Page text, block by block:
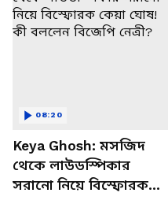
Keya Ghosh: মসজিদ
থেকে লাউডস্পিকার
সরানো নিয়ে বিস্ফোরক
08:20